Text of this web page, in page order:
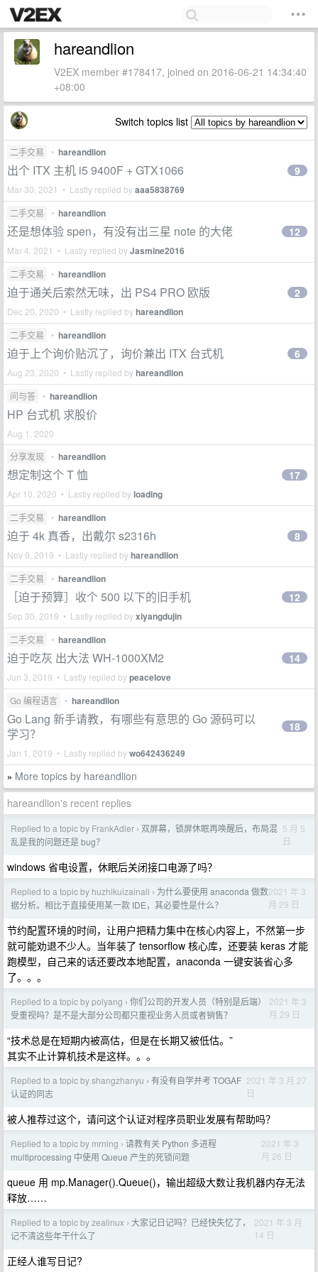
hareandlion
V2EX member #178417, joined on 2016-06-21 14:34:40
+08:00
Switch topics list
二手交易 • hareandlion
出个 ITX 主机 i5 9400F + GTX1066
Mar 30, 2021 • Lastly replied byaaa5838769
9
二手交易 • hareandlion
还是想体验 spen，有没有出三星 note 的大佬
Mar 4, 2021 • Lastly replied byJasmine2016
12
二手交易 • hareandlion
迫于通关后索然无味，出 PS4 PRO 欧版
Dec 20, 2020 • Lastly replied byhareandlion
2
二手交易 • hareandlion
迫于上个询价贴沉了，询价兼出 ITX 台式机
Aug 23, 2020 • Lastly replied byhareandlion
6
问与答 • hareandlion
HP 台式机 求股价
Aug 1, 2020
分享发现
• hareandlion
想定制这个 T 恤
Apr 10, 2020 • Lastly replied byloading
17
二手交易 • hareandlion
迫于 4k 真香，出戴尔 s2316h
Nov 9, 2019 • Lastly replied byhareandlion
8
二手交易 • hareandlion
［迫于预算］收个 500 以下的旧手机
Sep 30, 2019 • Lastly replied byxiyangdujin
12
二手交易 • hareandlion
迫于吃灰 出大法 WH-1000XM2
Jun 3, 2019 • Lastly replied bypeacelove
14
Go 编程语言 • hareandlion
Go Lang 新手请教，有哪些有意思的 Go 源码可以
学习？
Jan 1, 2019 • Lastly replied bywo642436249
18
» More topics by hareandlion
hareandlion's recent replies
Replied to a topic by FrankAdler › 双屏幕，锁屏休眠再唤醒后，布局混
乱是我的问题还是 bug？
5 月 5
日
windows 省电设置，休眠后关闭接口电源了吗？
Replied to a topic by huzhikuizainali › 为什么要使用 anaconda 做数
据分析。相比于直接使用某一款 IDE，其必要性是什么？
2021 年 3
月 29 日
节约配置环境的时间，让用户把精力集中在核心内容上，不然第一步
就可能劝退不少人。当年装了 tensorflow 核心库，还要装 keras 才能
跑模型，自己来的话还要改本地配置，anaconda 一键安装省心多
了。。。
Replied to a topic by polyang › 你们公司的开发人员（特别是后端）
受重视吗？是不是大部分公司都只重视业务人员或者销售？
2021 年 3
月 29 日
“技术总是在短期内被高估，但是在长期又被低估。”
其实不止计算机技术是这样。。。
Replied to a topic by shangzhanyu › 有没有自学并考 TOGAF
认证的同志
2021 年 3 月 27
日
被人推荐过这个，请问这个认证对程序员职业发展有帮助吗？
Replied to a topic by mrning › 请教有关 Python 多进程
multiprocessing 中使用 Queue 产生的死锁问题
2021 年 3
月 26 日
queue 用 mp.Manager().Queue()，输出超级大数让我机器内存无法
释放……
Replied to a topic by zealinux › 大家记日记吗？已经快失忆了，
记不清这些年干什么了
2021 年 3 月
14 日
正经人谁写日记?